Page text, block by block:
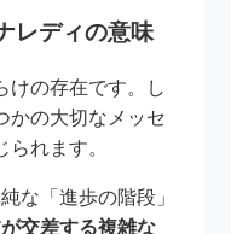
レディの意味
けの存在です。し
かの大切なメッセ
れます。
な「進歩の階段」
交差する複雑な